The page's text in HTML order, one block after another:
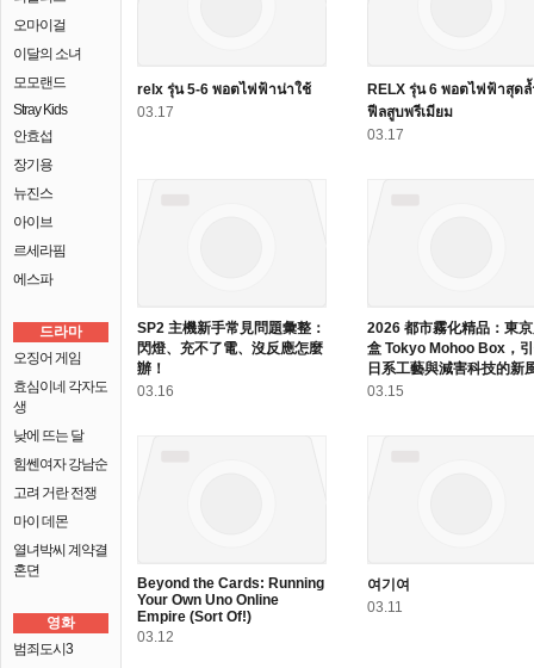
오마이걸
이달의 소녀
모모랜드
Stray Kids
안효섭
장기용
뉴진스
아이브
르세라핌
에스파
드라마
오징어 게임
효심이네 각자도
생
낮에 뜨는 달
힘쎈여자 강남순
고려 거란 전쟁
마이 데몬
열녀박씨 계약결
혼뎐
영화
범죄도시3
relx รุ่น 5-6 พอตไฟฟ้าน่าใช้
03.17
RELX รุ่น 6 พอตไฟฟ้าสุดล้
ฟีลสูบพรีเมียม
03.17
SP2 主機新手常見問題彙整：
閃燈、充不了電、沒反應怎麼
辦！
03.16
2026 都市霧化精品：東
盒 Tokyo Mohoo Box，
日系工藝與減害科技的新
03.15
Beyond the Cards: Running
Your Own Uno Online
Empire (Sort Of!)
03.12
여기여
03.11